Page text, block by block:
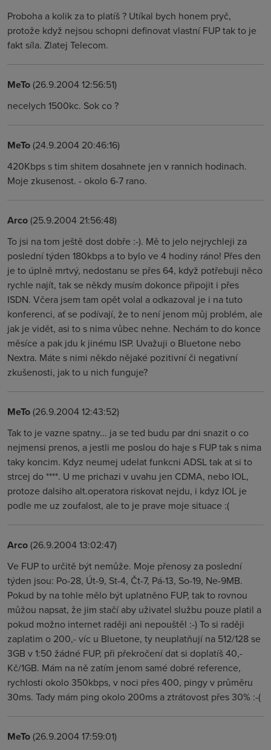
Proboha a kolik za to platíš ? Utíkal bych honem pryč,
protože když nejsou schopni definovat vlastní FUP tak to je
fakt síla. Zlatej Telecom.
MeTo(26.9.2004 12:56:51)
necelych 1500kc. Sok co ?
MeTo(24.9.2004 20:46:16)
420Kbps s tim shitem dosahnete jen v rannich hodinach.
Moje zkusenost. - okolo 6-7 rano.
Arco(25.9.2004 21:56:48)
To jsi na tom ještě dost dobře :-). Mě to jelo nejrychleji za
poslední týden 180kbps a to bylo ve 4 hodiny ráno! Přes den
je to úplně mrtvý, nedostanu se přes 64, když potřebuji něco
rychle najít, tak se někdy musím dokonce připojit i přes
ISDN. Včera jsem tam opět volal a odkazoval je i na tuto
konferenci, ať se podívají, že to není jenom můj problém, ale
jak je vidět, asi to s nima vůbec nehne. Nechám to do konce
měsíce a pak jdu k jinému ISP. Uvažuji o Bluetone nebo
Nextra. Máte s nimi někdo nějaké pozitivní či negativní
zkušenosti, jak to u nich funguje?
MeTo(26.9.2004 12:43:52)
Tak to je vazne spatny... ja se ted budu par dni snazit o co
nejmensi prenos, a jestli me poslou do haje s FUP tak s nima
taky koncim. Kdyz neumej udelat funkcni ADSL tak at si to
strcej do ****. U me prichazi v uvahu jen CDMA, nebo IOL,
protoze dalsiho alt.operatora riskovat nejdu, i kdyz IOL je
podle me uz zoufalost, ale to je prave moje situace :(
Arco(26.9.2004 13:02:47)
Ve FUP to určitě být nemůže. Moje přenosy za poslední
týden jsou: Po-28, Út-9, St-4, Čt-7, Pá-13, So-19, Ne-9MB.
Pokud by na tohle mělo být uplatněno FUP, tak to rovnou
můžou napsat, že jim stačí aby uživatel službu pouze platil a
pokud možno internet raději ani nepouštěl :-) To si raději
zaplatim o 200,- víc u Bluetone, ty neuplatňují na 512/128 se
3GB v 1:50 žádné FUP, při překročení dat si doplatíš 40,-
Kč/1GB. Mám na ně zatím jenom samé dobré reference,
rychlosti okolo 350kbps, v noci přes 400, pingy v průměru
30ms. Tady mám ping okolo 200ms a ztrátovost přes 30% :-(
MeTo(26.9.2004 17:59:01)